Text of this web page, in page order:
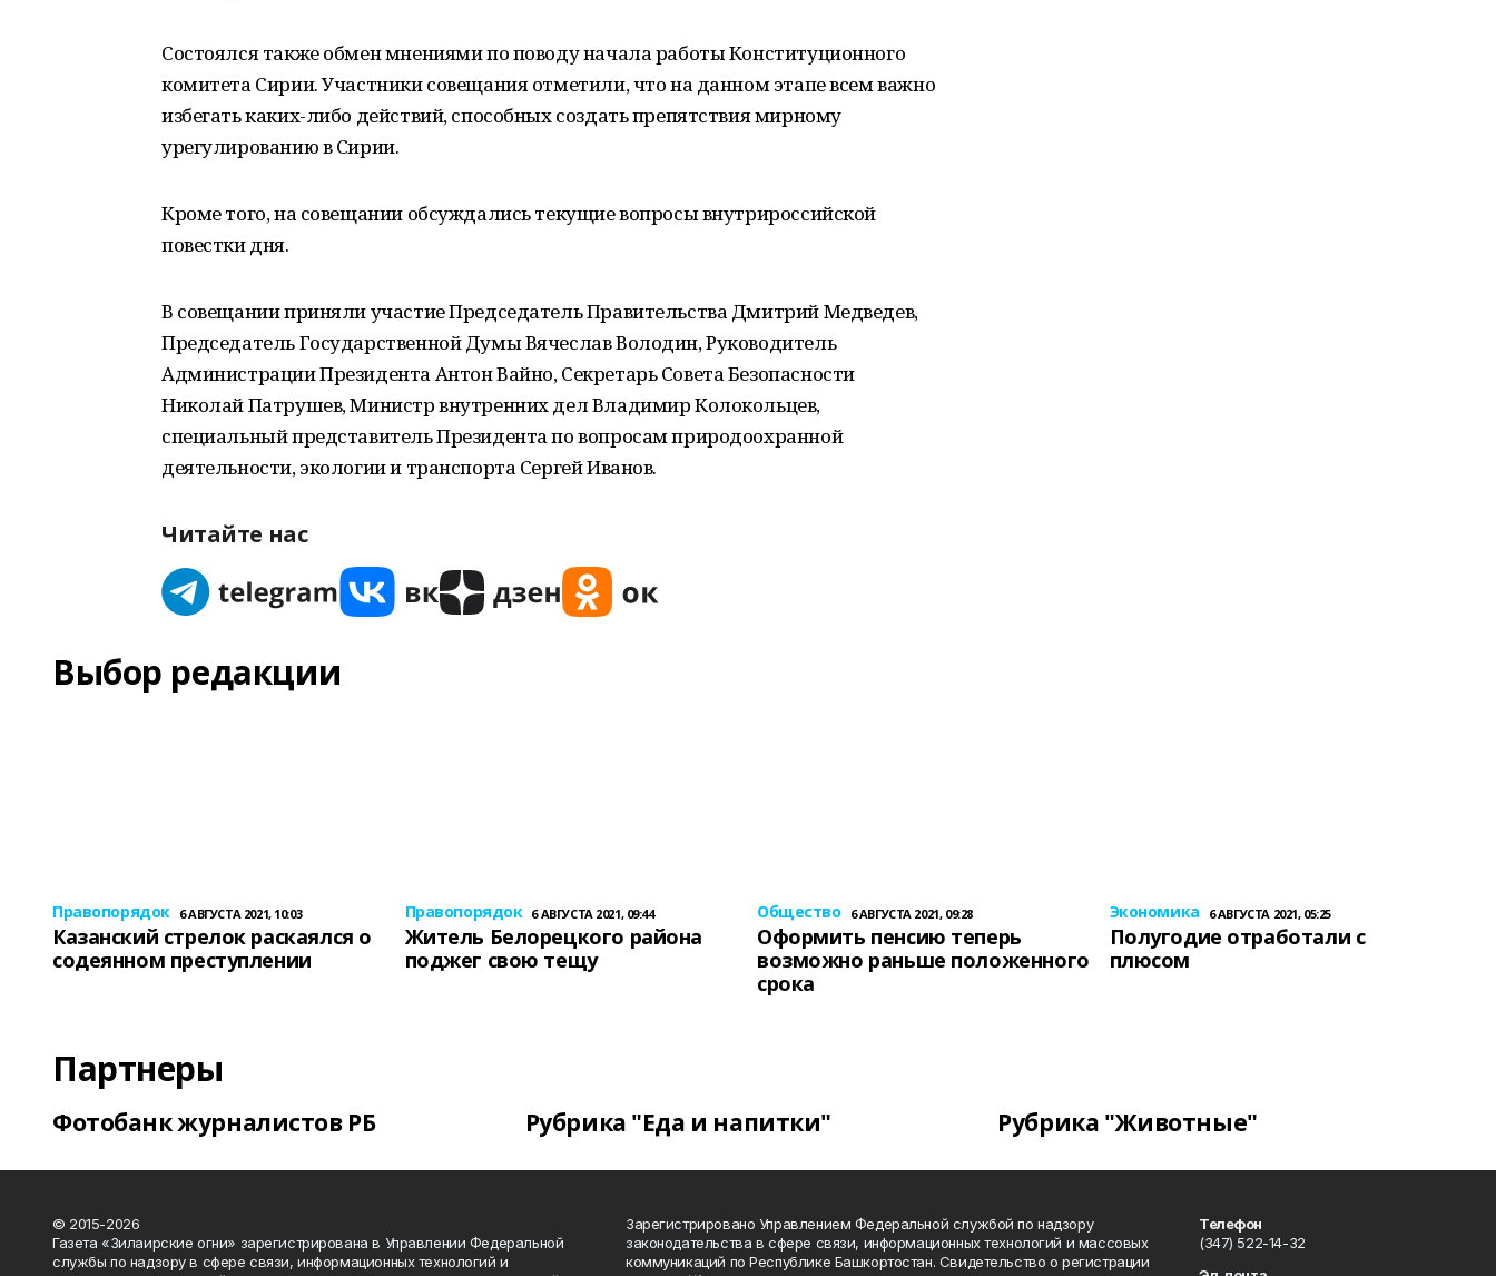
Состоялся также обмен мнениями по поводу начала работы Конституционного
комитета Сирии. Участники совещания отметили, что на данном этапе всем важно
избегать каких-либо действий, способных создать препятствия мирному
урегулированию в Сирии.
Кроме того, на совещании обсуждались текущие вопросы внутрироссийской
повестки дня.
В совещании приняли участие Председатель Правительства Дмитрий Медведев,
Председатель Государственной Думы Вячеслав Володин, Руководитель
Администрации Президента Антон Вайно, Секретарь Совета Безопасности
Николай Патрушев, Министр внутренних дел Владимир Колокольцев,
специальный представитель Президента по вопросам природоохранной
деятельности, экологии и транспорта Сергей Иванов.
Читайте нас
Выбор редакции
Правопорядок 6 АВГУСТА 2021, 10:03
Казанский стрелок раскаялся о
содеянном преступлении
Правопорядок 6 АВГУСТА 2021, 09:44
Житель Белорецкого района
поджег свою тещу
Общество 6 АВГУСТА 2021, 09:28
Оформить пенсию теперь
возможно раньше положенного
срока
Экономика 6 АВГУСТА 2021, 05:25
Полугодие отработали с
плюсом
Партнеры
Фотобанк журналистов РБ Рубрика "Еда и напитки" Рубрика "Животные"
© 2015-2026
Газета «Зилаирские огни» зарегистрирована в Управлении Федеральной
службы по надзору в сфере связи, информационных технологий и
Зарегистрировано Управлением Федеральной службой по надзору
законодательства в сфере связи, информационных технологий и массовых
коммуникаций по Республике Башкортостан. Свидетельство о регистрации
Телефон
(347) 522-14-32